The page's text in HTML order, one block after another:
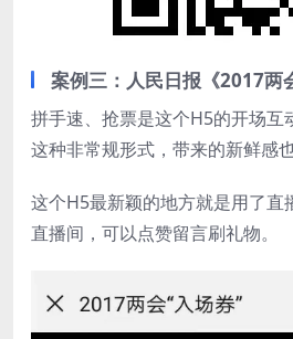
案例三：人民日报《2017两
拼手速、抢票是这个H5的开场互
这种非常规形式，带来的新鲜感
这个H5最新颖的地方就是用了直
直播间，可以点赞留言刷礼物。